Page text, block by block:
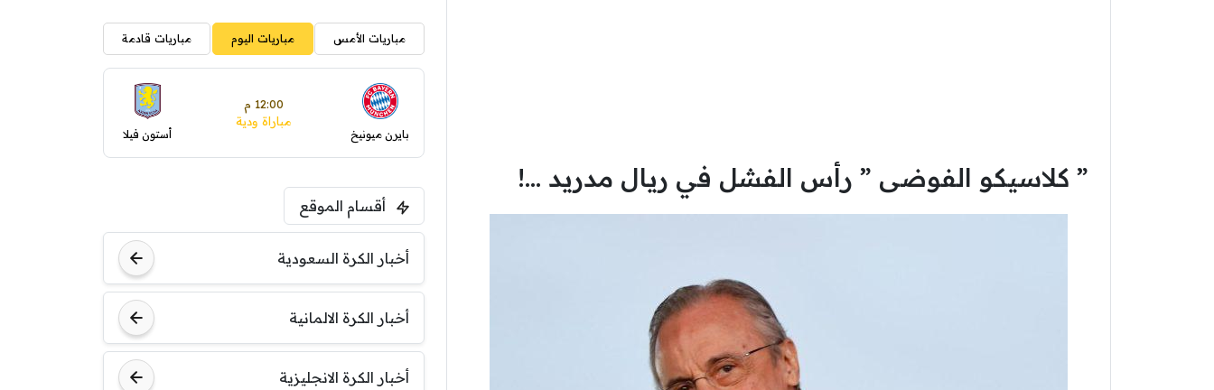
” كلاسيكو الفوضى ” رأس الفشل في ريال مدريد …!
مباريات الأمس مباريات اليوم مباريات قادمة
بايرن ميونيخ
12:00 م
مباراة ودية
أستون فيلا
أقسام الموقع
أخبار الكرة السعودية
أخبار الكرة الالمانية
أخبار الكرة الانجليزية